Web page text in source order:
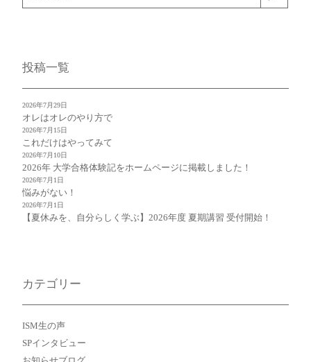
索
投稿一覧
オレはオレのやり方で
2026年7月29日
これだけはやってみて
2026年7月15日
2026年 大学合格体験記をホームページに掲載しました！
2026年7月10日
悩みがない！
2026年7月1日
【夏休みを、自分らしく学ぶ】2026年度 夏期講習 受付開始！
2026年7月1日
カテゴリー
ISM生の声
SPインタビュー